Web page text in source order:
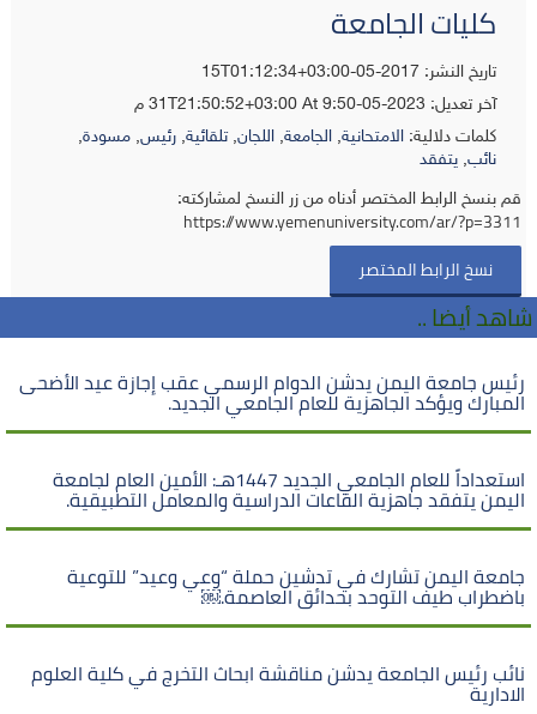
كليات الجامعة
تاريخ النشر: 2017-05-15T01:12:34+03:00
آخر تعديل: 2023-05-31T21:50:52+03:00
At 9:50 م
كلمات دلالية:الامتحانية,الجامعة,اللجان,تلقائية,رئيس,مسودة,
نائب,يتفقد
قم بنسخ الرابط المختصر أدناه من زر النسخ لمشاركته:
https://www.yemenuniversity.com/ar/?p=3311
نسخ الرابط المختصر
شاهد أيضا ..
رئيس جامعة اليمن يدشن الدوام الرسمي عقب إجازة عيد الأضحى
المبارك ويؤكد الجاهزية للعام الجامعي الجديد.
استعداداً للعام الجامعي الجديد 1447هـ: الأمين العام لجامعة
اليمن يتفقد جاهزية القاعات الدراسية والمعامل التطبيقية.
جامعة اليمن تشارك في تدشين حملة “وعي وعيد” للتوعية
باضطراب طيف التوحد بحدائق العاصمة.￼
نائب رئيس الجامعة يدشن مناقشة ابحاث التخرج في كلية العلوم
الادارية